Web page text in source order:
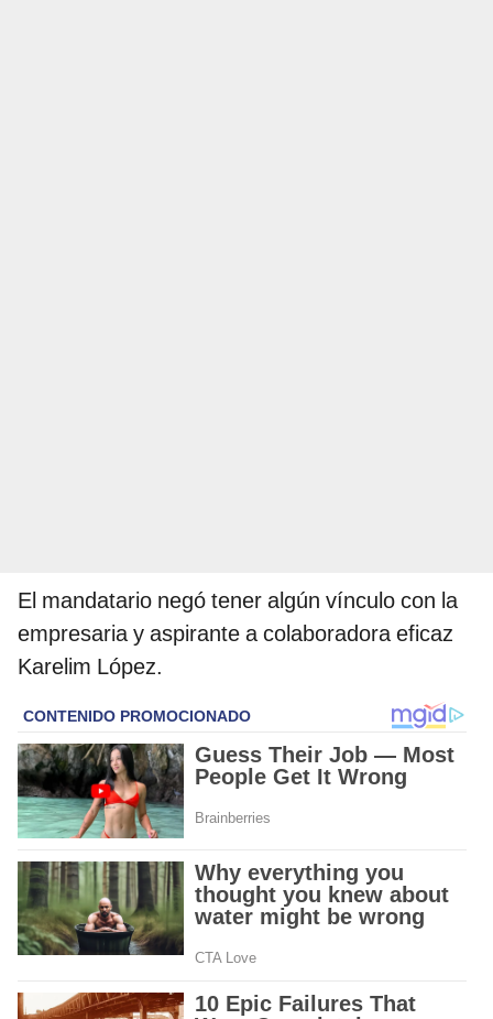
El mandatario negó tener algún vínculo con la
empresaria y aspirante a colaboradora eficaz
Karelim López.